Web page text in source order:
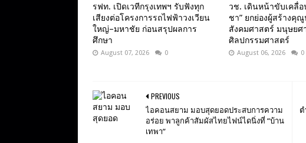
รฟท. เปิดเวทีกรุงเทพฯ รับฟังทุก
เสียงต่อโครงการรถไฟฟ้าวงเวียน
ใหญ่–มหาชัย ก่อนสรุปผลการ
ศึกษา
August 07, 2026 0
วช. เดินหน้าขับเคลื่อ
ชา” ยกย่องผู้สร้างคุ
สังคมศาสตร์ มนุษยศ
ศิลปกรรมศาสตร์
August 06, 2026 0
ต
PREVIOUS
ไอคอนสยาม มอบสุดยอดประสบการความ
อร่อย พาลูกค้าสัมผัสไทยไฟน์ไดนิ่งที่ “บ้าน
เทพา”